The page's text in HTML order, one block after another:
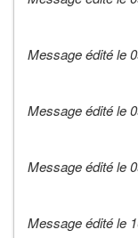
Message édité le
Message édité le
Message édité le
Message édité le